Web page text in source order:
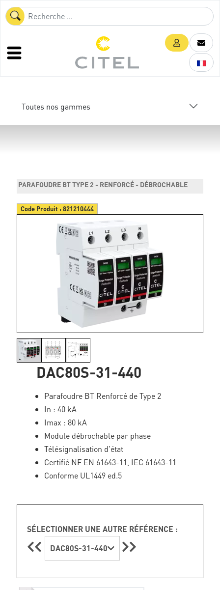
Toutes nos gammes
PARAFOUDRE BT TYPE 2 - RENFORCÉ - DÉBROCHABLE
Code Produit :821210444
DAC80S-31-440
Parafoudre BT Renforcé de Type 2
In : 40 kA
Imax : 80 kA
Module débrochable par phase
Télésignalisation d'état
Certifié NF EN 61643-11, IEC 61643-11
Conforme UL1449 ed.5
SÉLECTIONNER UNE AUTRE RÉFÉRENCE :
DAC80S-31-440